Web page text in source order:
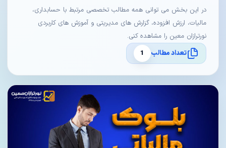
در این بخش می توانی همه مطالب تخصصی مرتبط با حسابداری،
مالیات، ارزش افزوده، گزارش های مدیریتی و آموزش های کاربردی
نورترازان معین را مشاهده کنی.
تعداد مطالب
1